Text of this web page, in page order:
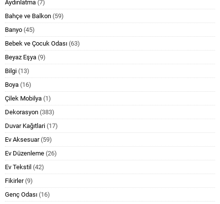
Aydınlatma (7)
Bahçe ve Balkon (59)
Banyo (45)
Bebek ve Çocuk Odası (63)
Beyaz Eşya (9)
Bilgi (13)
Boya (16)
Çilek Mobilya (1)
Dekorasyon (383)
Duvar Kağıtlari (17)
Ev Aksesuar(59)
Ev Düzenleme (26)
Ev Tekstil (42)
Fikirler(9)
Genç Odası (16)